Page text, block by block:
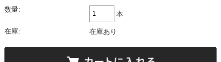
数量:
本
在庫: 在庫あり